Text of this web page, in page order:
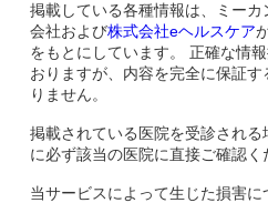
掲載している各種情報は、ミーカ
会社および株式会社eヘルスケア
をもとにしています。 正確な情
おりますが、内容を完全に保証す
りません。
掲載されている医院を受診される
に必ず該当の医院に直接ご確認く
当サービスによって生じた損害に